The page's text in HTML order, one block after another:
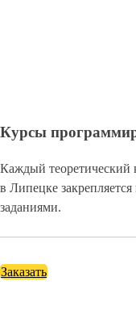
Курсы
Каждый теоретический
в Липецке
заданиями.
Заказать